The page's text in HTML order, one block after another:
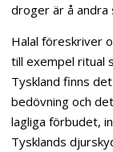
droger är å andra
Halal föreskriver
till exempel ritual
Tyskland finns
bedövning och
lagliga förbudet,
Tysklands